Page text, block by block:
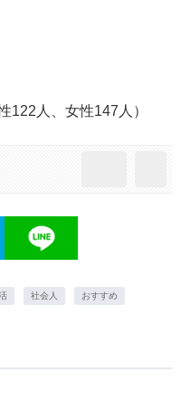
122人、女性147人）
社会人 おすすめ